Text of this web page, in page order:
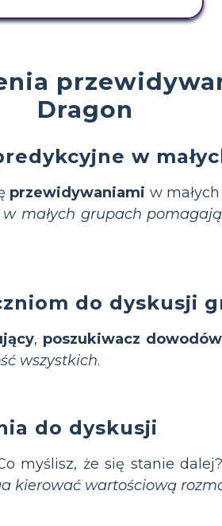
Dragon
w
przewidywaniami w
w małych grupach
do dyskusji
, poszukiwacz dowodów
wszystkich.
do dyskusji
myślisz, że się stanie
kierować wartościową